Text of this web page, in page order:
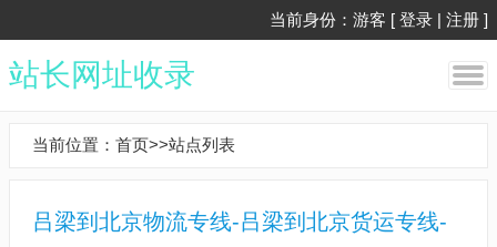
当前身份：游客 [ 登录 | 注册 ]
站长网址收录
当前位置： 首页>>站点列表
吕梁到北京物流专线-吕梁到北京货运专线-